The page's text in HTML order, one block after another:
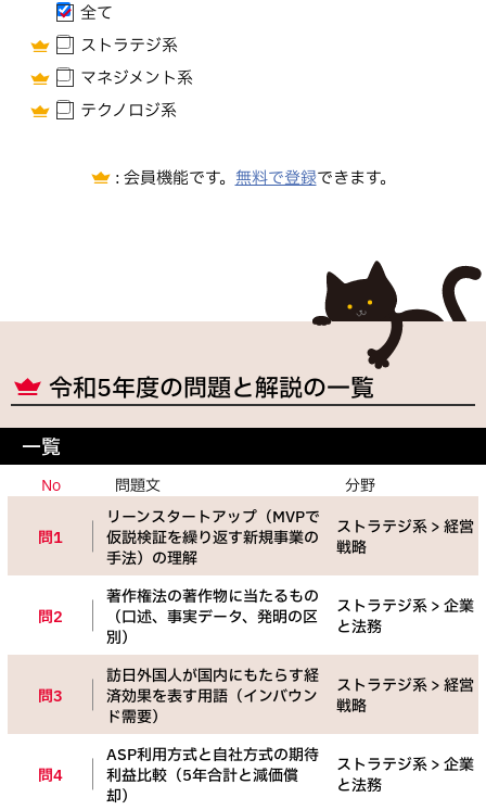
全て
ストラテジ系
マネジメント系
テクノロジ系
会員機能です。無料で登録できます。
令和5年度の問題と解説の一覧
一覧
No 問題文 分野
問1
リーンスタートアップ（MVPで
仮説検証を繰り返す新規事業の
手法）の理解
ストラテジ系 > 経営
戦略
問2
著作権法の著作物に当たるもの
（口述、事実データ、発明の区
別）
ストラテジ系 > 企業
と法務
問3
訪日外国人が国内にもたらす経
済効果を表す用語（インバウン
ド需要）
ストラテジ系 > 経営
戦略
問4
ASP利用方式と自社方式の期待
利益比較（5年合計と減価償
却）
ストラテジ系 > 企業
と法務